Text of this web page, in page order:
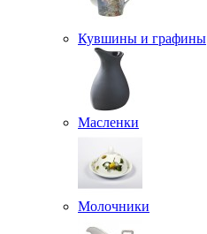
Кувшины и графины
Масленки
Молочники